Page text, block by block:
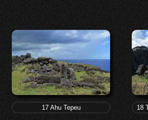
17 Ahu Tepeu 18